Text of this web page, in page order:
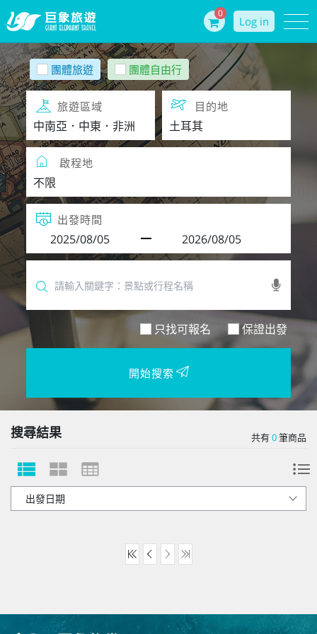
0
Log in
團體旅遊 團體自由行
旅遊區域 目的地
啟程地
出發時間
只找可報名 保證出發
開始搜索
搜尋結果 共有0筆商品